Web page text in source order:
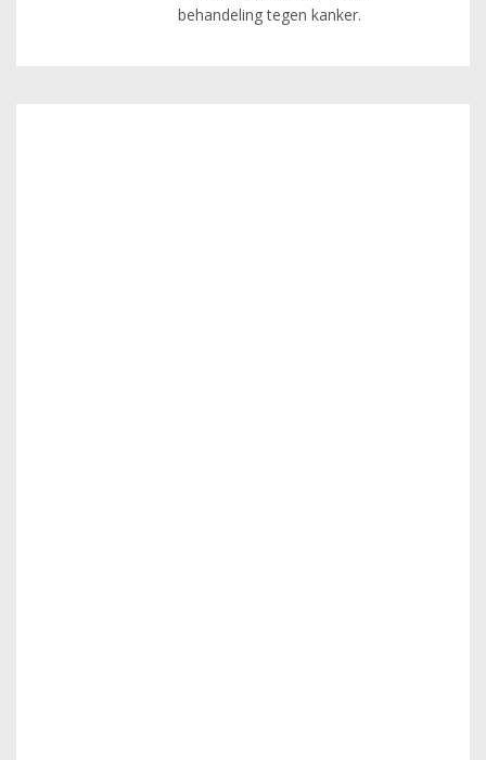
behandeling tegen kanker.